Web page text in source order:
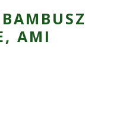
BAMBUSZ
AMI